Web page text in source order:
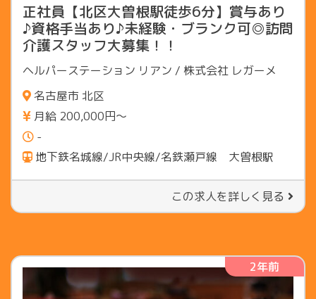
正社員【北区大曽根駅徒歩6分】賞与あり
♪資格手当あり♪未経験・ブランク可◎訪問
介護スタッフ大募集！！
ヘルパーステーション リアン / 株式会社 レガーメ
名古屋市 北区
月給 200,000円〜
-
地下鉄名城線/JR中央線/名鉄瀬戸線 大曽根駅
この求人を詳しく見る
2年前